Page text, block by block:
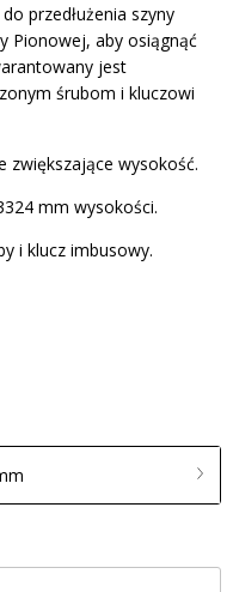
przedłużenia szyny
Pionowej, aby osiągnąć
jest
śrubom i kluczowi
zwiększające wysokość.
mm wysokości.
i klucz imbusowy.